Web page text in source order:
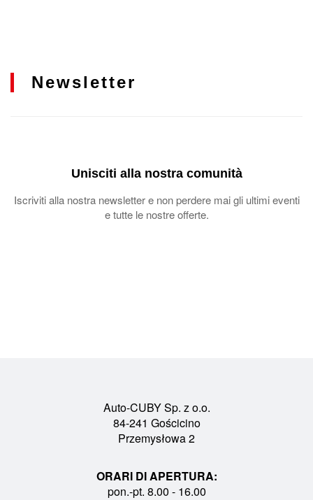
Newsletter
Unisciti alla nostra comunità
Iscriviti alla nostra newsletter e non perdere mai gli ultimi eventi
e tutte le nostre offerte.
Auto-CUBY Sp. z o.o.
84-241 Gościcino
Przemysłowa 2
ORARI DI APERTURA:
pon.-pt. 8.00 - 16.00